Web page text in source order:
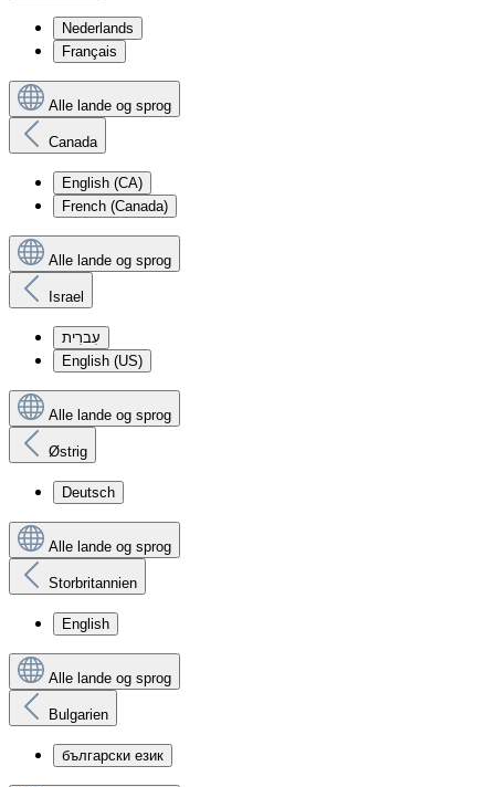
Nederlands
Français
Alle lande og sprog
Canada
English (CA)
French (Canada)
Alle lande og sprog
Israel
עִברִית
English (US)
Alle lande og sprog
Østrig
Deutsch
Alle lande og sprog
Storbritannien
English
Alle lande og sprog
Bulgarien
български език